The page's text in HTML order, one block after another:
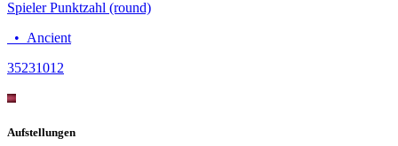
Spieler Punktzahl (round)
• Ancient
35231012
Aufstellungen